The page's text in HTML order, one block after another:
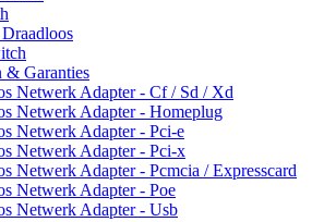
& Garanties
Netwerk Adapter - Cf / Sd / Xd
Netwerk Adapter - Homeplug
Netwerk Adapter - Pci-e
Netwerk Adapter - Pci-x
Netwerk Adapter - Pcmcia / Expresscard
Netwerk Adapter - Poe
Netwerk Adapter - Usb